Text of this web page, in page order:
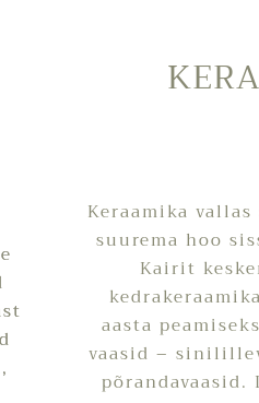
Keraamika
suurema hoo
Kairit
aasta
vaasid –